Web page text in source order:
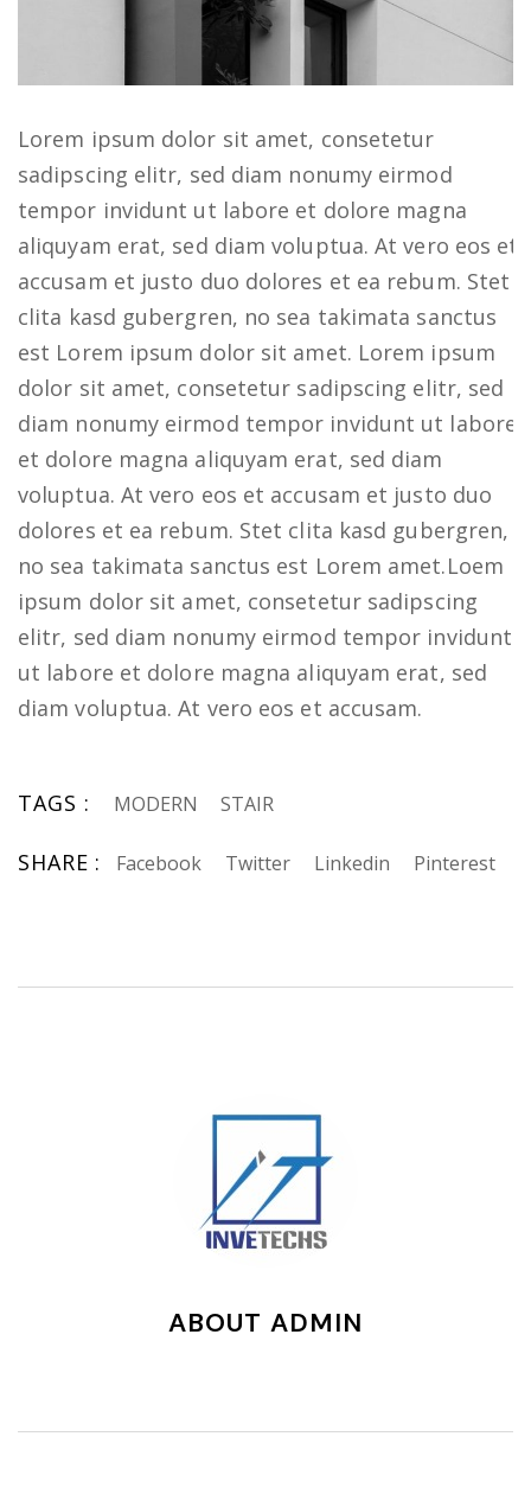
Lorem ipsum dolor sit amet, consetetur
sadipscing elitr, sed diam nonumy eirmod
tempor invidunt ut labore et dolore magna
aliquyam erat, sed diam voluptua. At vero eos et
accusam et justo duo dolores et ea rebum. Stet
clita kasd gubergren, no sea takimata sanctus
est Lorem ipsum dolor sit amet. Lorem ipsum
dolor sit amet, consetetur sadipscing elitr, sed
diam nonumy eirmod tempor invidunt ut labore
et dolore magna aliquyam erat, sed diam
voluptua. At vero eos et accusam et justo duo
dolores et ea rebum. Stet clita kasd gubergren,
no sea takimata sanctus est Lorem amet.Loem
ipsum dolor sit amet, consetetur sadipscing
elitr, sed diam nonumy eirmod tempor invidunt
ut labore et dolore magna aliquyam erat, sed
diam voluptua. At vero eos et accusam.
TAGS : MODERN STAIR
SHARE : Facebook Twitter Linkedin Pinterest
ABOUT ADMIN